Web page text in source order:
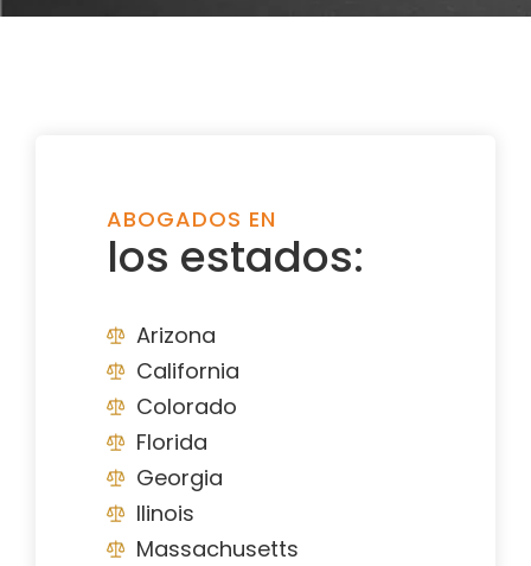
ABOGADOS EN
los estados:
Arizona
California
Colorado
Florida
Georgia
Ilinois
Massachusetts